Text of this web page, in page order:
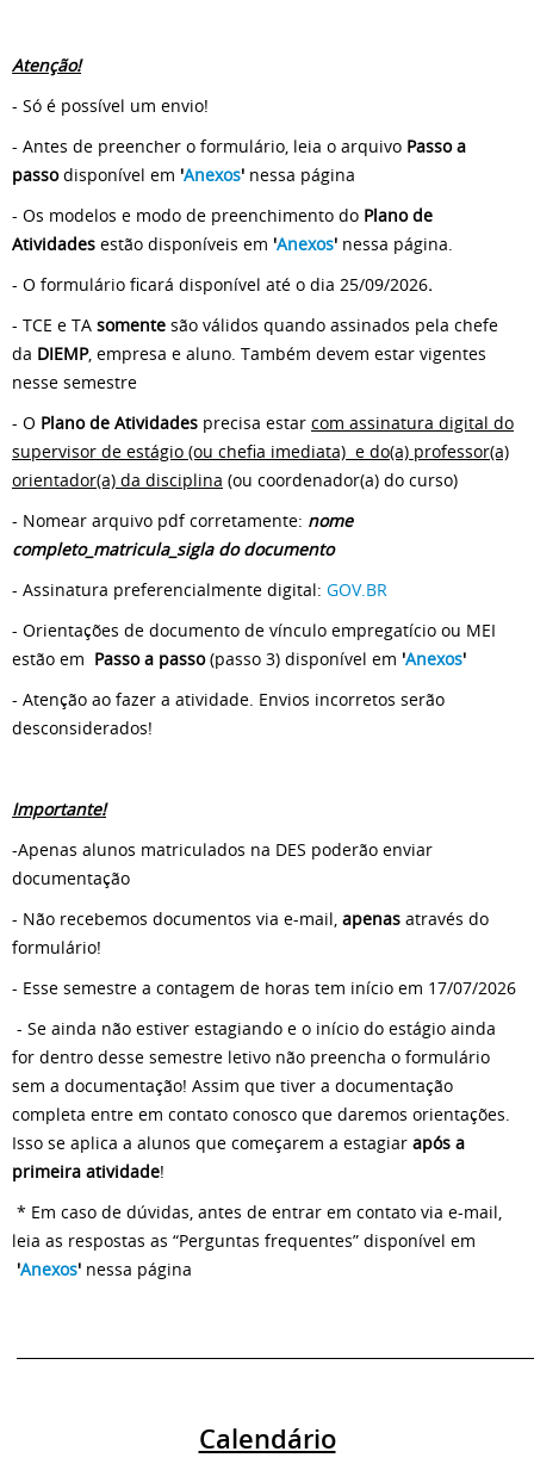
Atenção!
- Só é possível um envio!
- Antes de preencher o formulário, leia o arquivo Passo a
passodisponível em 'Anexos' nessa página
- Os modelos e modo de preenchimento do Plano de
Atividades estão disponíveis em 'Anexos' nessa página.
- O formulário ficará disponível até o dia 25/09/2026.
- TCE e TA somente são válidos quando assinados pela chefe
da DIEMP, empresa e aluno. Também devem estar vigentes
nesse semestre
- O Plano de Atividades precisa estar com assinatura digital do
supervisor de estágio (ou chefia imediata) e do(a) professor(a)
orientador(a) da disciplina (ou coordenador(a) do curso)
- Nomear arquivo pdf corretamente: nome
completo_matricula_sigla do documento
- Assinatura preferencialmente digital: GOV.BR
- Orientações de documento de vínculo empregatício ou MEI
estão em Passo a passo(passo 3) disponível em 'Anexos'
- Atenção ao fazer a atividade. Envios incorretos serão
desconsiderados!
Importante!
-Apenas alunos matriculados na DES poderão enviar
documentação
- Não recebemos documentos via e-mail, apenas através do
formulário!
- Esse semestre a contagem de horas tem início em 17/07/2026
- Se ainda não estiver estagiando e o início do estágio ainda
for dentro desse semestre letivo não preencha o formulário
sem a documentação! Assim que tiver a documentação
completa entre em contato conosco que daremos orientações.
Isso se aplica a alunos que começarem a estagiar após a
primeira atividade!
* Em caso de dúvidas, antes de entrar em contato via e-mail,
leia as respostas as “Perguntas frequentes” disponível em
'Anexos' nessa página
Calendário